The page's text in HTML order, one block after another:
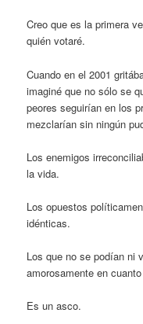
Creo que es la primera
quién votaré.
Cuando en el 2001
imaginé que no sólo se
peores seguirían en los
mezclarían sin ningún
Los enemigos
la vida.
Los opuestos
idénticas.
Los que no se podían ni
amorosamente en
Es un asco.